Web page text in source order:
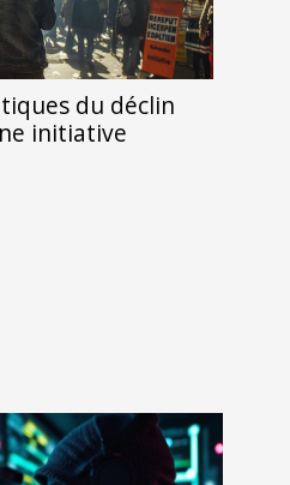
du déclin
initiative